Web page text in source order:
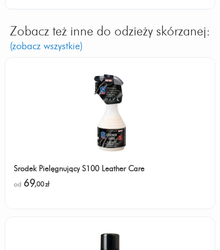
Zobacz też inne do odzieży skórzanej:
(zobacz wszystkie)
Środek Pielęgnujący S100 Leather Care
od 69,00zł